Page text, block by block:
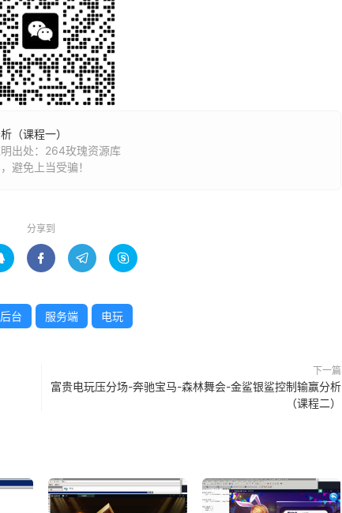
（课程一）
出处：264玫瑰资源库
避免上当受骗！
分享到
  
后台 服务端 电玩
下一篇
富贵电玩压分场-奔驰宝马-森林舞会-金鲨银鲨控制输赢分析
（课程二）